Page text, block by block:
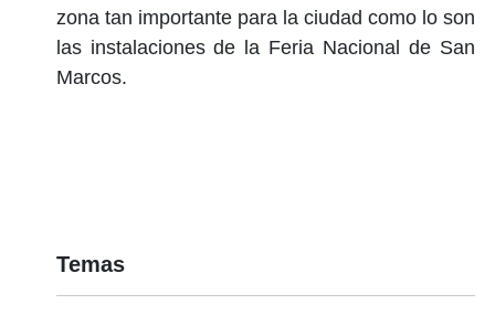
zona tan importante para la ciudad como lo son
las instalaciones de la Feria Nacional de San
Marcos.
Temas